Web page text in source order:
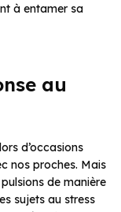
à entamer sa
au
d’occasions
nos proches. Mais
de manière
sujets au stress